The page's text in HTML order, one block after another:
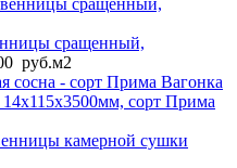
сращенный,
руб.м2
Вагонка
сорт Прима